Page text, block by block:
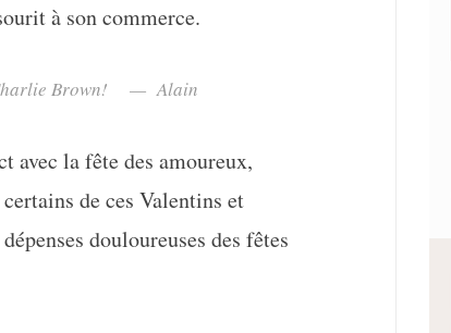
à son commerce.
Charlie Brown! — Alain
avec la fête des amoureux,
de ces Valentins et
douloureuses des fêtes